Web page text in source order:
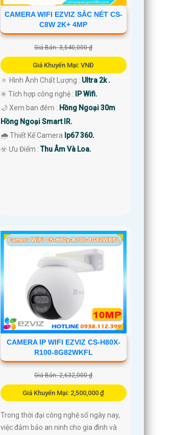
CAMERA WIFI EZVIZ SẮC NÉT CS-
C8W 2K+ 4MP
Giá Bán: 3,540,000 ₫
Giá Khuyến Mại: VNĐ
🔅 Hình Ành Chất Lượng : Ultra 2k .
✳️ Tích hợp công nghệ :
IP Wifi.
🌙 Xem ban đêm : Hồng Ngoại 30m
Hồng Ngoại Smart IR.
🌧️ Thiết Kế Camera Ip67 360.
️☣️ Ưu Điểm :Thu Âm Và Loa.
CAMERA IP WIFI EZVIZ CS-H80X-
R100-8G82WKFL
Giá Bán: 2,632,000 ₫
Giá Khuyến Mại: 2,500,000 ₫
Trong thời đại công nghệ số ngày nay,
việc đảm bảo an ninh cho gia đình và